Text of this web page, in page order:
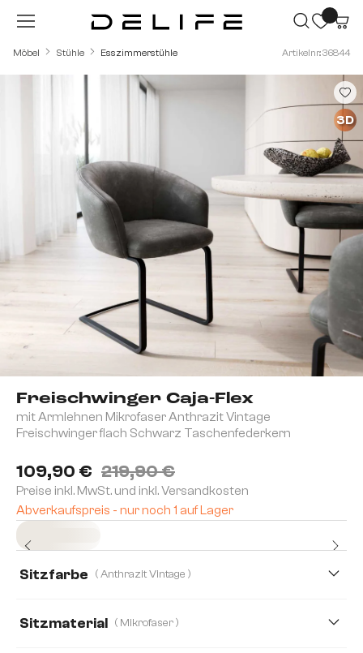
Zum Hauptinhalt springen
Möbel Stühle Esszimmerstühle Artikelnr.: 36844
Freischwinger Caja-Flex
mit Armlehnen Mikrofaser Anthrazit Vintage
Freischwinger flach Schwarz Taschenfederkern
109,90 € 219,90 €
Preise inkl. MwSt. und inkl. Versandkosten
Abverkaufspreis - nur noch 1 auf Lager
Sitzfarbe ( Anthrazit Vintage )
Sitzmaterial ( Mikrofaser )
Bildergalerie überspringen
3D